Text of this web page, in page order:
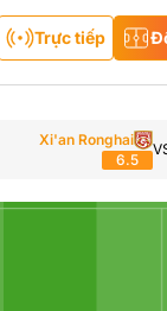
Trực tiếp
Xi'an Ronghai
6.5